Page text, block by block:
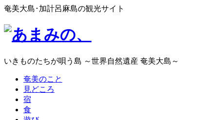
奄美大島･加計呂麻島の観光サイト
いきものたちが唄う島 ～世界自然遺産 奄美大島～
奄美のこと
見どころ
宿
食